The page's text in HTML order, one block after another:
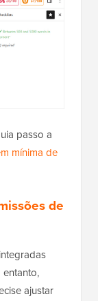
passo a
mínima de
de
ajustar